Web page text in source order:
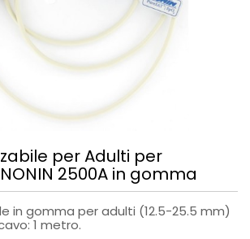
per Adulti per
2500A in gomma
in gomma per adulti (12.5-25.5 mm)
1 metro.